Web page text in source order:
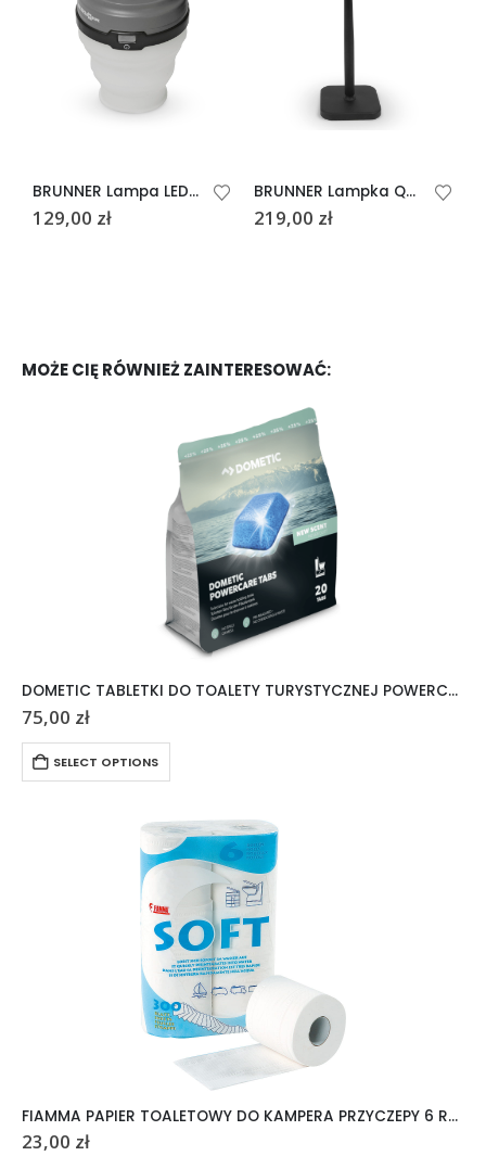
BRUNNER Lampa LED POLLUX
129,00 zł
BRUNNER Lampka Quadrilux
219,00 zł
MOŻE CIĘ RÓWNIEŻ ZAINTERESOWAĆ:
DOMETIC TABLETKI DO TOALETY TURYSTYCZNEJ POWERCARE TABS 20 SZTUK
75,00 zł
SELECT OPTIONS
FIAMMA PAPIER TOALETOWY DO KAMPERA PRZYCZEPY 6 ROLEK
23,00 zł